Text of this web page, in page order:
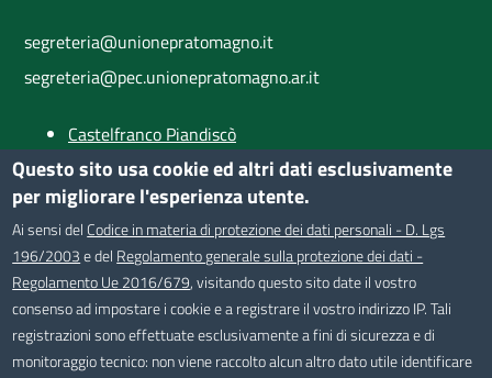
segreteria@unionepratomagno.it
segreteria@pec.unionepratomagno.ar.it
Castelfranco Piandiscò
Castiglion Fibocchi
Loro Ciuffenna
Provincia di Arezzo
SEGUICI SU
Questo sito usa cookie ed altri dati esclusivamente
per migliorare l'esperienza utente.
Ai sensi del Codice in materia di protezione dei dati personali - D. Lgs
196/2003e del Regolamento generale sulla protezione dei dati -
Regolamento Ue 2016/679, visitando questo sito date il vostro
consenso ad impostare i cookie e a registrare il vostro indirizzo IP. Tali
registrazioni sono effettuate esclusivamente a fini di sicurezza e di
monitoraggio tecnico: non viene raccolto alcun altro dato utile identificare